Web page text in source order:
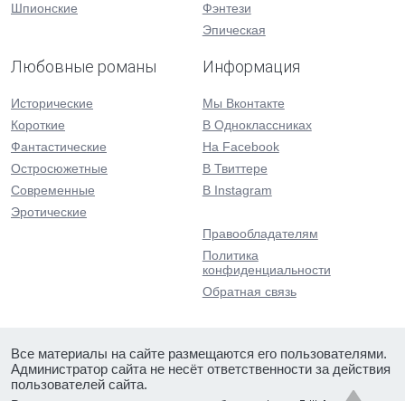
Шпионские
Фэнтези
Эпическая
Любовные романы
Исторические
Короткие
Фантастические
Остросюжетные
Современные
Эротические
Информация
Мы Вконтакте
В Одноклассниках
На Facebook
В Твиттере
В Instagram
Правообладателям
Политика
конфиденциальности
Обратная связь
Все материалы на сайте размещаются его пользователями.
Администратор сайта не несёт ответственности за действия
пользователей сайта.